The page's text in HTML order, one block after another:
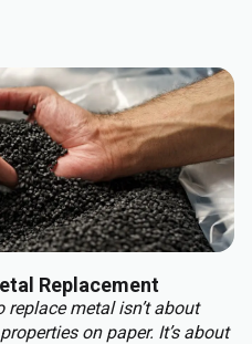
Replacement
metal isn’t about
on paper. It’s about